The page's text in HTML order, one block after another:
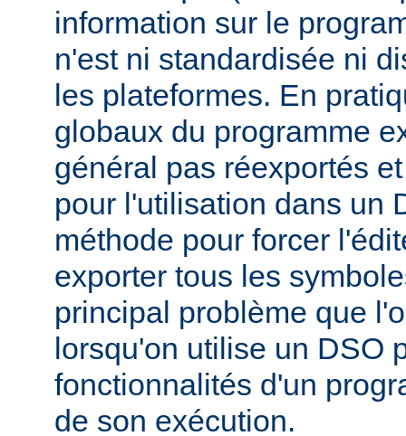
information sur le
n'est ni standardisée ni
les plateformes. En
globaux du programme
général pas réexportés
pour l'utilisation dans un
méthode pour forcer
exporter tous les
principal problème que
lorsqu'on utilise un DSO
fonctionnalités d'un
de son exécution.